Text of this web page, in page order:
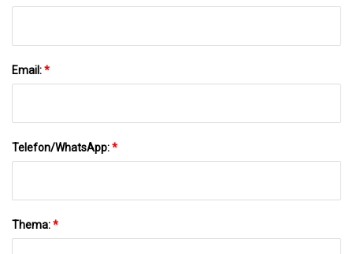
Email:*
Telefon/WhatsApp:*
Thema:*